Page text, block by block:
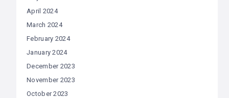
April 2024
March 2024
February 2024
January 2024
December 2023
November 2023
October 2023